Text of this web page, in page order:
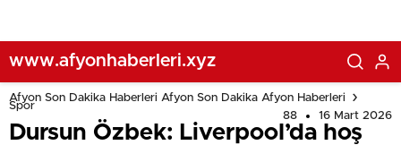
www.afyonhaberleri.xyz
Afyon Son Dakika Haberleri Afyon Son Dakika Afyon Haberleri
Spor
88
16 Mart 2026
Dursun Özbek: Liverpool’da hoş